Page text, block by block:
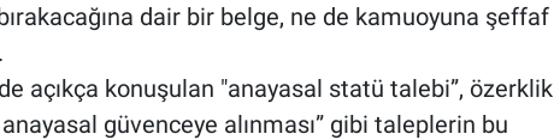
dair bir belge, ne de kamuoyuna şeffaf
açıkça konuşulan "anayasal statü talebi”, özerklik
güvenceye alınması” gibi taleplerin bu